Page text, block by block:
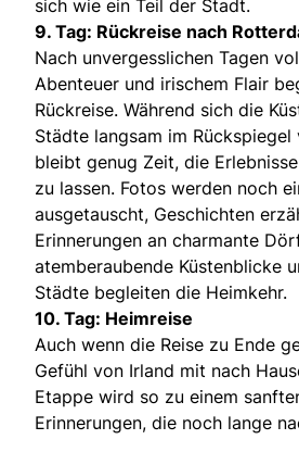
sich wie ein Teil der Stadt.
9. Tag: Rückreise nach
Nach unvergesslichen Tagen
Abenteuer und irischem Flair
Rückreise. Während sich die
Städte langsam im Rückspiegel
bleibt genug Zeit, die
zu lassen. Fotos werden noch
ausgetauscht, Geschichten
Erinnerungen an charmante
atemberaubende Küstenblicke
Städte begleiten die Heimkehr.
10. Tag: Heimreise
Auch wenn die Reise zu Ende
Gefühl von Irland mit nach
Etappe wird so zu einem
Erinnerungen, die noch lange